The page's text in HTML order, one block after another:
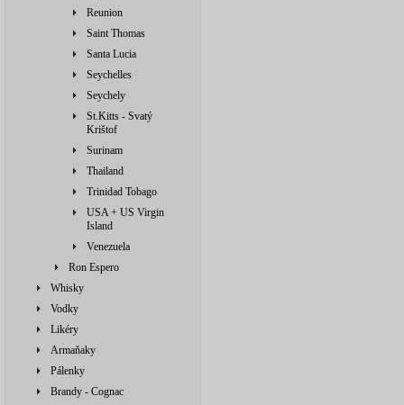
Reunion
Saint Thomas
Santa Lucia
Seychelles
Seychely
St.Kitts - Svatý
Krištof
Surinam
Thailand
Trinidad Tobago
USA + US Virgin
Island
Venezuela
Ron Espero
Whisky
Vodky
Likéry
Armaňaky
Pálenky
Brandy - Cognac